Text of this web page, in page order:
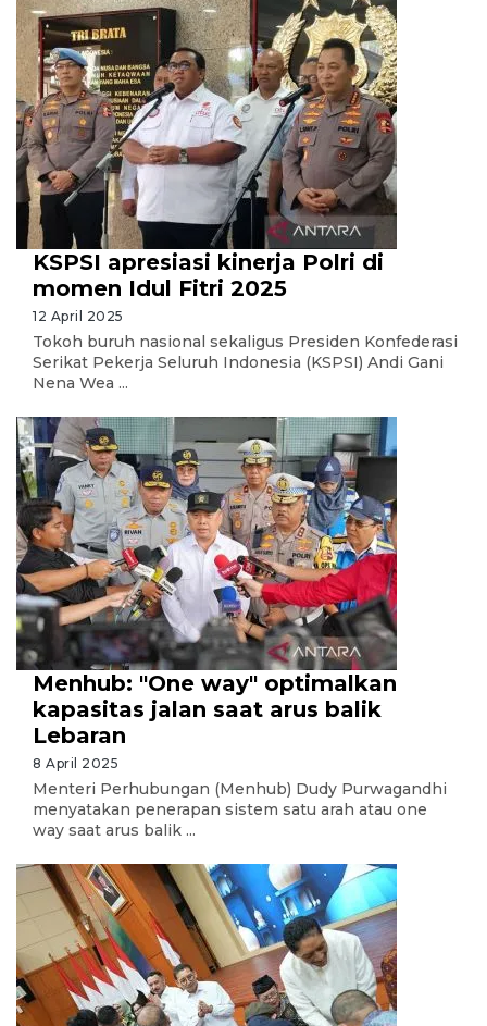
KSPSI apresiasi kinerja Polri di
momen Idul Fitri 2025
12 April 2025
Tokoh buruh nasional sekaligus Presiden Konfederasi
Serikat Pekerja Seluruh Indonesia (KSPSI) Andi Gani
Nena Wea ...
Menhub: "One way" optimalkan
kapasitas jalan saat arus balik
Lebaran
8 April 2025
Menteri Perhubungan (Menhub) Dudy Purwagandhi
menyatakan penerapan sistem satu arah atau one
way saat arus balik ...